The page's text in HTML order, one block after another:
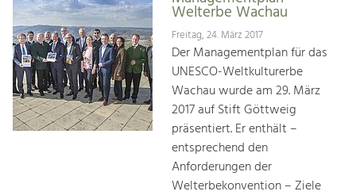
Welterbe Wachau
Freitag, 24. März 2017
Der Managementplan für das
UNESCO-Weltkulturerbe
Wachau wurde am 29. März
2017 auf Stift Göttweig
präsentiert. Er enthält –
entsprechend den
Anforderungen der
Welterbekonvention – Ziele